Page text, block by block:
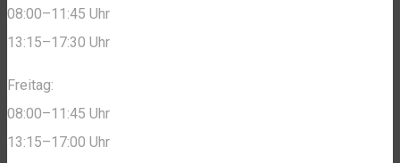
08:00–11:45 Uhr
13:15–17:30 Uhr
Freitag:
08:00–11:45 Uhr
13:15–17:00 Uhr